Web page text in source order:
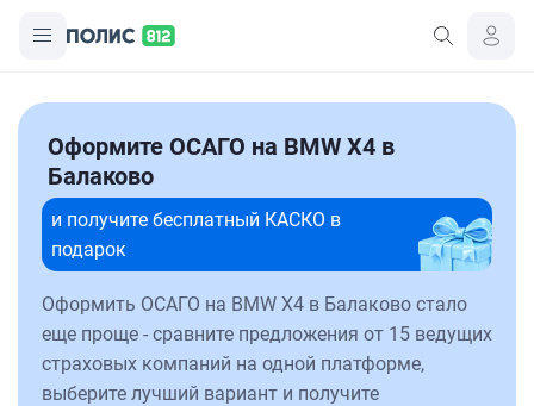
Оформите ОСАГО на BMW X4 в
Балаково
и получите бесплатный КАСКО в
подарок
Оформить ОСАГО на BMW X4 в Балаково стало
еще проще - сравните предложения от 15 ведущих
страховых компаний на одной платформе,
выберите лучший вариант и получите